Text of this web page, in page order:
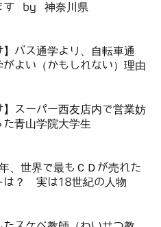
す by 神奈川県
】バス通学より、自転車通
よい（かもしれない）理由
】スーパー西友店内で営業妨
青山学院大学生
、世界で最もＣＤが売れた
は？ 実は18世紀の人物